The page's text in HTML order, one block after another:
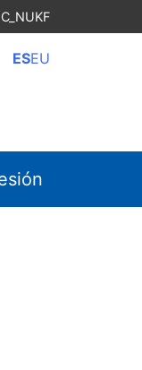
ESEU